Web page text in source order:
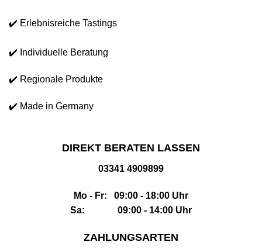
✔️ Erlebnisreiche Tastings
✔️ Individuelle Beratung
✔️ Regionale Produkte
✔️ Made in Germany
DIREKT BERATEN LASSEN
03341 4909899
Mo - Fr: 09:00 - 18:00 Uhr
Sa: 09:00 - 14:00 Uhr
ZAHLUNGSARTEN